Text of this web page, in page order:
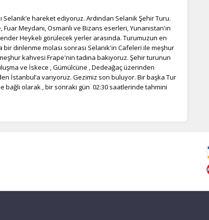
Selanik’e hareket ediyoruz. Ardından Selanik Şehir Turu.
Meydanı, Osmanlı ve Bizans eserleri, Yunanistan'ın
Heykeli görülecek yerler arasında. Turumuzun en
dinlenme molası sonrası Selanik'in Cafeleri ile meşhur
kahvesi Frape'nin tadına bakıyoruz. Şehir turunun
ve İskece , Gümülcüne , Dedeağaç üzerinden
İstanbul’a varıyoruz. Gezimiz son buluyor. Bir başka Tur
olarak , bir sonraki gün 02:30 saatlerinde tahmini